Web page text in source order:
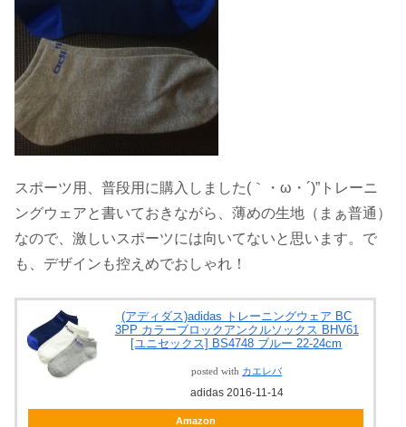
スポーツ用、普段用に購入しました(｀・ω・´)”トレーニ
ングウェアと書いておきながら、薄めの生地（まぁ普通）
なので、激しいスポーツには向いてないと思います。で
も、デザインも控えめでおしゃれ！
(アディダス)adidas トレーニングウェア BC
3PP カラーブロックアンクルソックス BHV61
[ユニセックス] BS4748 ブルー 22-24cm
posted with カエレバ
adidas 2016-11-14
Amazon